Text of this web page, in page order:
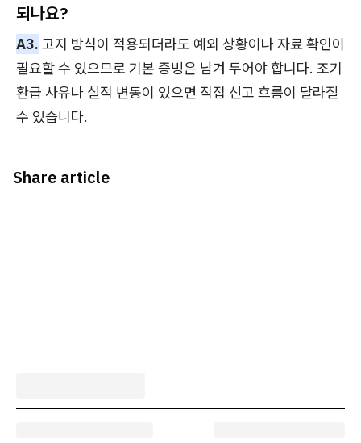
되나요?
A3. 고지 방식이 적용되더라도 예외 상황이나 자료 확인이
필요할 수 있으므로 기본 증빙은 남겨 두어야 합니다. 조기
환급 사유나 실적 변동이 있으면 직접 신고 흐름이 달라질
수 있습니다.
Share article